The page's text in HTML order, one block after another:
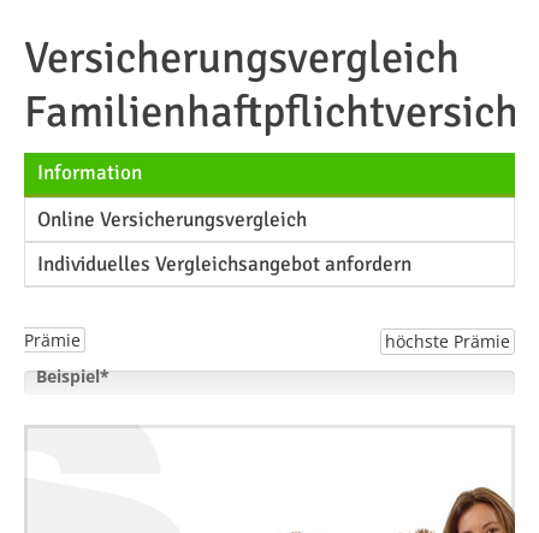
Versicherungsvergleich
Information
Online Versicherungsvergleich
Individuelles Vergleichsangebot anfordern
Prämie höchste Prämie
Beispiel*